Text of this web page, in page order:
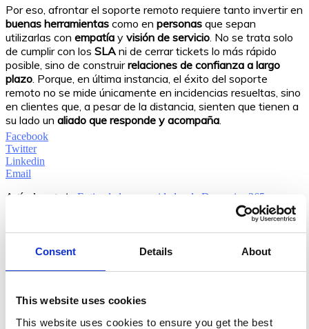
Consent Details About
This website uses cookies
This website uses cookies to ensure you get the best
Por eso, afrontar el soporte remoto requiere tanto invertir en
buenas herramientas como en personas que sepan
utilizarlas con empatía y visión de servicio . No se trata solo
de cumplir con los SLA ni de cerrar tickets lo más rápido
posible, sino de construirrelaciones de confianza a largo
plazo . Porque, en última instancia, el éxito del soporte
remoto no se mide únicamente en incidencias resueltas, sino
en clientes que, a pesar de la distancia, sienten que tienen a
su lado un aliado que responde y acompaña
Facebook
Twitter
Linkedin
Email
Artículo anterior Extiende las capacidades de Dynamics 365
Copilot en Outlook: convierte el caos en control
con la ayuda de la IA